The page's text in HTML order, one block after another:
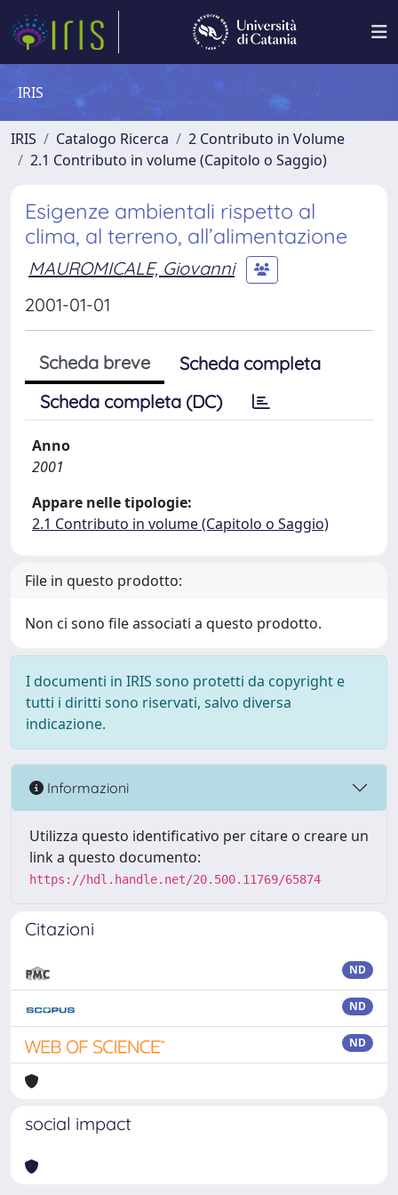
IRIS
IRIS Catalogo Ricerca
2 Contributo in Volume
2.1 Contributo in volume (Capitolo o Saggio)
Esigenze ambientali rispetto al
clima, al terreno, all’alimentazione
MAUROMICALE, Giovanni
2001-01-01
Scheda breve
Scheda completa
Scheda completa (DC)
Anno
2001
Appare nelle tipologie:
2.1 Contributo in volume (Capitolo o Saggio)
File in questo prodotto:
Non ci sono file associati a questo prodotto.
I documenti in IRIS sono protetti da copyright e
tutti i diritti sono riservati, salvo diversa
indicazione.
Informazioni
Utilizza questo identificativo per citare o creare un
link a questo documento:
https://hdl.handle.net/20.500.11769/65874
Citazioni
ND
ND
ND
social impact